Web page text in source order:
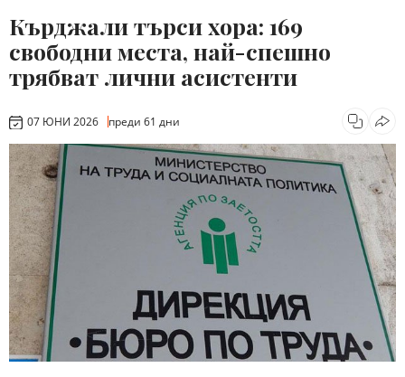
Кърджали търси хора: 169
свободни места, най-спешно
трябват лични асистенти
07 ЮНИ 2026 преди 61 дни